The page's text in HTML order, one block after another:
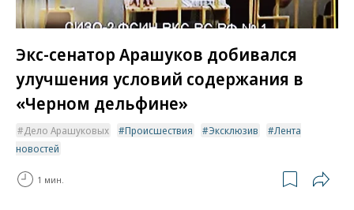
Экс-сенатор Арашуков добивался
улучшения условий содержания в
«Черном дельфине»
Дело Арашуковых Происшествия Эксклюзив
Лента
новостей
1 мин.